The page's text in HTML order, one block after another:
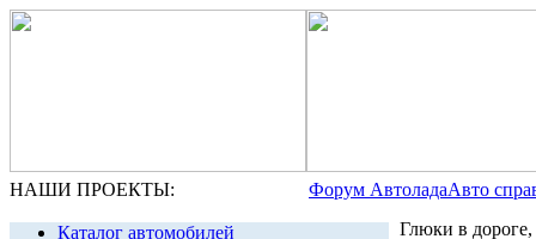
НАШИ ПРОЕКТЫ: Форум АвтоладаАвто
Каталог автомобилей
Глюки в